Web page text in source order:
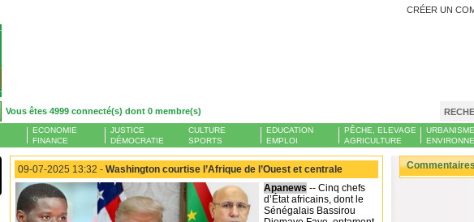
CRÉER UN
Vous êtes 4999 connecté(s) dont 0 membre(s)
ECONOMIE
FINANCE
JUSTICE
DÉMOCRATIE
CULTURE
SPORTS
EDUCATION
EMPLOI
PÊCHE, ELEVAGE
AGRICULTURE
URBANISME
09-07-2025 13:32 - Washington courtise l’Afrique de l’Ouest et centrale
Apanews -- Cinq chefs
d’État africains, dont le
Sénégalais Bassirou